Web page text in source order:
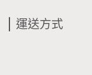
運送方式